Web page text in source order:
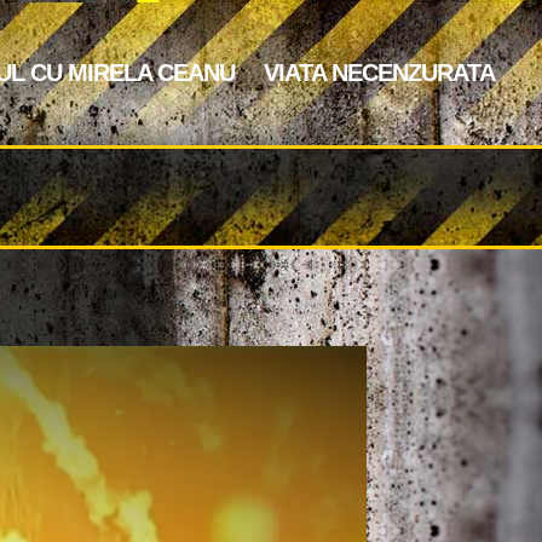
CU MIRELA CEANU VIATA NECENZURATA